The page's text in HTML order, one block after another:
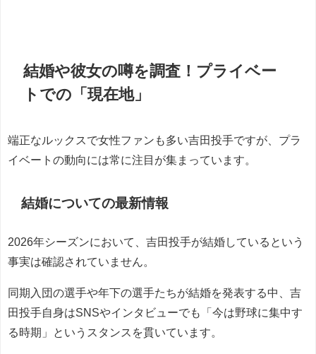
結婚や彼女の噂を調査！プライベー
トでの「現在地」
端正なルックスで女性ファンも多い吉田投手ですが、プラ
イベートの動向には常に注目が集まっています。
結婚についての最新情報
2026年シーズンにおいて、吉田投手が結婚しているという
事実は確認されていません。
同期入団の選手や年下の選手たちが結婚を発表する中、吉
田投手自身はSNSやインタビューでも「今は野球に集中す
る時期」というスタンスを貫いています。